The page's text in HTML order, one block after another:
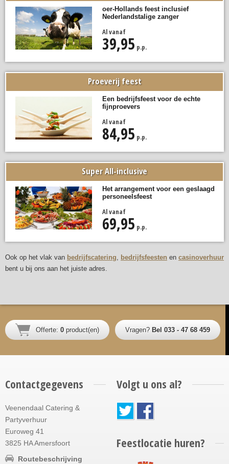
oer-Hollands feest inclusief
Nederlandstalige zanger
Al vanaf
39,95 p.p.
Proeverij feest
Een bedrijfsfeest voor de echte
fijnproevers
Al vanaf
84,95 p.p.
Super All-inclusive
Het arrangement voor een geslaagd
personeelsfeest
Al vanaf
69,95 p.p.
Ook op het vlak van bedrijfscatering, bedrijfsfeesten en casinoverhuur
bent u bij ons aan het juiste adres.
Offerte: 0 product(en) Vragen? Bel 033 - 47 68 459
Contactgegevens
Veenendaal Catering &
Partyverhuur
Euroweg 41
3825 HA Amersfoort
Routebeschrijving
Volgt u ons al?
Feestlocatie huren?